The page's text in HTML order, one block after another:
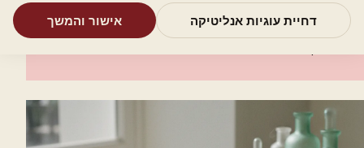
פרופ' חייק יוסף
דחיית עוגיות אנליטיקה אישור והמשך